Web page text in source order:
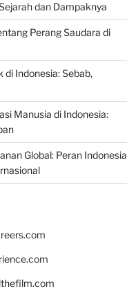
dan Dampaknya
Perang Saudara di
di Indonesia: Sebab,
Manusia di Indonesia:
Global: Peran Indonesia